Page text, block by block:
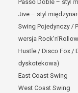
Passo Doble – styl
Jive – styl
Swing Pojedynczy /
wersja
Hustle / Disco Fox /
dyskotekowa)
East Coast Swing
West Coast Swing